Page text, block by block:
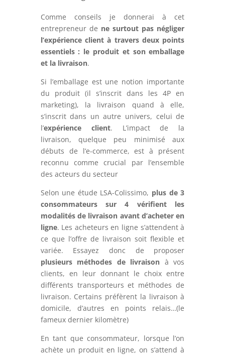
Comme conseils je donnerai à cet
entrepreneur de ne surtout pas négliger
l’expérience client à travers deux points
essentiels : le produit et son emballage
et la livraison.
Si l’emballage est une notion importante
du produit (il s’inscrit dans les 4P en
marketing), la livraison quand à elle,
s’inscrit dans un autre univers, celui de
l’expérience client. L’impact de la
livraison, quelque peu minimisé aux
débuts de l’e-commerce, est à présent
reconnu comme crucial par l’ensemble
des acteurs du secteur
Selon une étude LSA-Colissimo, plus de 3
consommateurs sur 4 vérifient les
modalités de livraison avant d’acheter en
ligne. Les acheteurs en ligne s’attendent à
ce que l’offre de livraison soit flexible et
variée. Essayez donc de proposer
plusieurs méthodes de livraison à vos
clients, en leur donnant le choix entre
différents transporteurs et méthodes de
livraison. Certains préfèrent la livraison à
domicile, d’autres en points relais…(le
fameux dernier kilomètre)
En tant que consommateur, lorsque l’on
achète un produit en ligne, on s’attend à